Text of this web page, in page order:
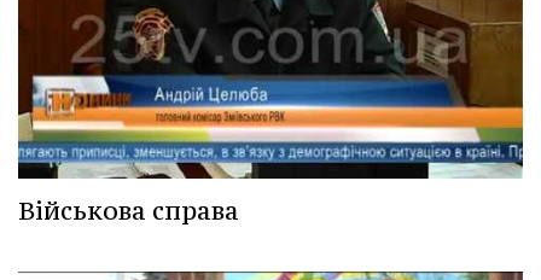
Військова справа